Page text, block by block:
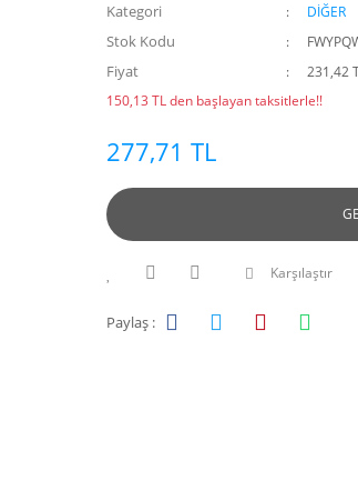
Kategori DİĞER
Stok Kodu
Fiyat
231,42
150,13 TL den başlayan taksitlerle!!
277,71 TL
Karşılaştır
Paylaş :